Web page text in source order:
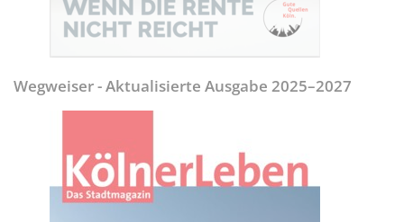
Wegweiser - Aktualisierte Ausgabe 2025–2027